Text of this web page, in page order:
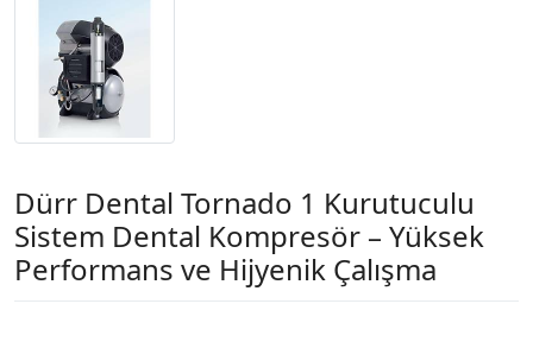
Dürr Dental Tornado 1 Kurutuculu
Sistem Dental Kompresör – Yüksek
Performans ve Hijyenik Çalışma